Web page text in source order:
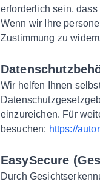
erforderlich sein,
Wenn wir Ihre
Zustimmung zu
Wir helfen Ihnen
einzureichen. Für
besuchen: https://
EasySecure
Durch